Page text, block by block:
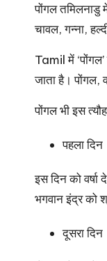
o
m
पोंगल
चावल, गन्ना,
Tamil में
जाता है। पोंगल,
पोंगल भी इस
पहला दिन
इस दिन को
भगवान इंद्र को
दूसरा दिन